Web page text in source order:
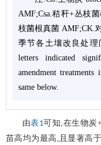
AMF;Csa.秸秆+丛枝
枝菌根真菌 AMF;CK.
季节各土壤改良处理
letters indicated
amendment treatments
same below.
由表1可知,在生物炭
苗高均为最高,且显著高